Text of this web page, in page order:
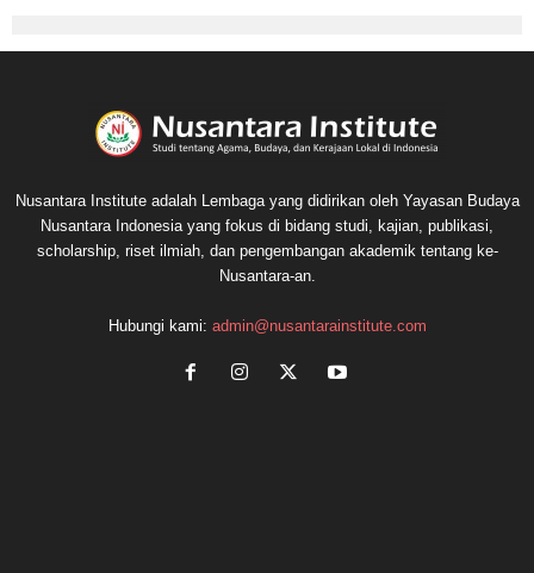
Nusantara Institute adalah Lembaga yang didirikan oleh Yayasan Budaya
Nusantara Indonesia yang fokus di bidang studi, kajian, publikasi,
scholarship, riset ilmiah, dan pengembangan akademik tentang ke-
Nusantara-an.
Hubungi kami: admin@nusantarainstitute.com